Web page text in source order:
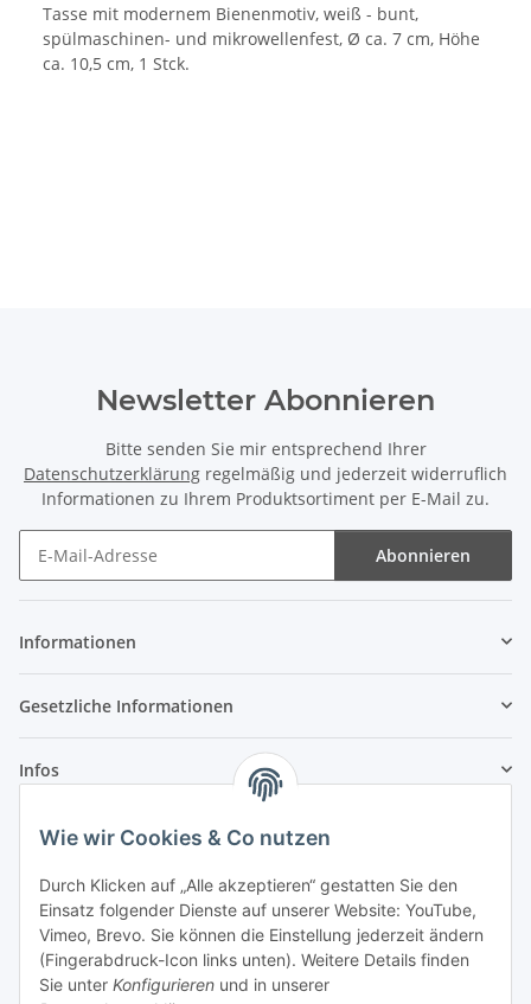
Wie wir Cookies & Co nutzen
Durch Klicken auf „Alle akzeptieren“ gestatten Sie den
Einsatz folgender Dienste auf unserer Website: YouTube,
Vimeo, Brevo. Sie können die Einstellung jederzeit ändern
(Fingerabdruck-Icon links unten). Weitere Details finden
Sie unter Konfigurieren und in unserer
Tasse mit modernem Bienenmotiv, weiß - bunt,
spülmaschinen- und mikrowellenfest, Ø ca. 7 cm, Höhe
ca. 10,5 cm, 1 Stck.
Newsletter Abonnieren
Bitte senden Sie mir entsprechend Ihrer
Datenschutzerklärung regelmäßig und jederzeit widerruflich
Informationen zu Ihrem Produktsortiment per E-Mail zu.
Abonnieren
Informationen
Gesetzliche Informationen
Infos
Laden - Öffnungszeiten:
Montag 09:00Uhr bis
16:00 Uhr
Dienstag
09:00 Uhr bis
17:00 Uhr
Mittwoch
09:00 Uhr bis 16:00 Uhr
Donnerstag
09:00 Uhr bis
17:00 Uhr